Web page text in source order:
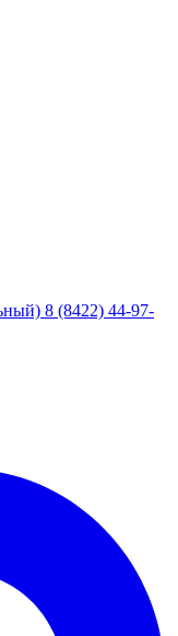
8 (8422) 44-97-